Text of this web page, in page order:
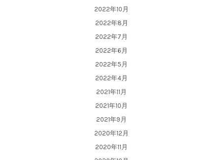
2022年10月
2022年8月
2022年7月
2022年6月
2022年5月
2022年4月
2021年11月
2021年10月
2021年9月
2020年12月
2020年11月